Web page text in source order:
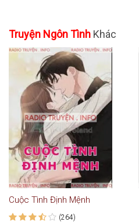
Truyện Ngôn Tình Khác
Cuộc Tình Định Mệnh
(264)